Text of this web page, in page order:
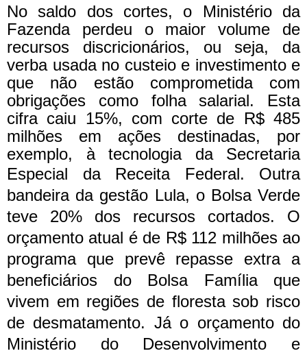
No saldo dos cortes, o Ministério da
Fazenda perdeu o maior volume de
recursos discricionários, ou seja, da
verba usada no custeio e investimento e
que não estão comprometida com
obrigações como folha salarial. Esta
cifra caiu 15%, com corte de R$ 485
milhões em ações destinadas, por
exemplo, à tecnologia da Secretaria
Especial da Receita Federal. Outra
bandeira da gestão Lula, o Bolsa Verde
teve 20% dos recursos cortados. O
orçamento atual é de R$ 112 milhões ao
programa que prevê repasse extra a
beneficiários do Bolsa Família que
vivem em regiões de floresta sob risco
de desmatamento. Já o orçamento do
Ministério do Desenvolvimento e